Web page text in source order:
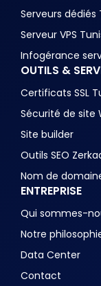
Serveurs dédiés
Serveur VPS
Infogérance
OUTILS &
Certificats SSL
Sécurité de site
Site builder
Outils SEO
Nom de
ENTREPRISE
Qui sommes-
Notre
Data Center
Contact